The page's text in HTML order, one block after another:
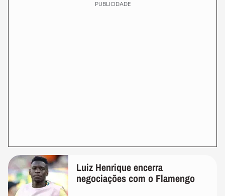
PUBLICIDADE
Luiz Henrique encerra
negociações com o Flamengo